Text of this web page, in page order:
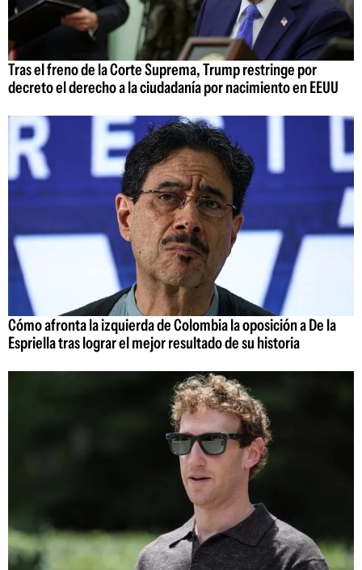
Tras el freno de la Corte Suprema, Trump restringe por
decreto el derecho a la ciudadanía por nacimiento en EEUU
Cómo afronta la izquierda de Colombia la oposición a De la
Espriella tras lograr el mejor resultado de su historia